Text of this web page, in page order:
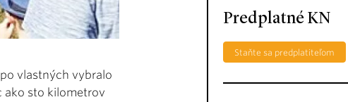
vlastných vybralo
ako sto kilometrov
Predplatné KN
Staňte sa predplatiteľom